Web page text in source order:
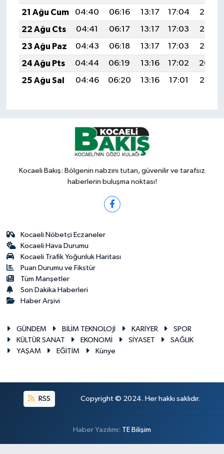
21 Ağu Cum
04:40 06:16 13:17 17:04
20:08
22 Ağu Cts
04:41 06:17 13:17 17:03
20:07
23 Ağu Paz
04:43 06:18 13:17 17:03
20:05
24 Ağu Pts
04:44 06:19 13:16 17:02
20:04
25 Ağu Sal
04:46 06:20 13:16 17:01 20:02
Kocaeli Bakış: Bölgenin nabzını tutan, güvenilir ve tarafsız
haberlerin buluşma noktası!
Kocaeli Nöbetçi Eczaneler
Kocaeli Hava Durumu
Kocaeli Trafik Yoğunluk Haritası
Puan Durumu ve Fikstür
Tüm Manşetler
Son Dakika Haberleri
Haber Arşivi
GÜNDEM BİLİM TEKNOLOJİ KARİYER
SPOR
KÜLTÜR SANAT
EKONOMİ SİYASET
SAĞLIK
YAŞAM
EĞİTİM Künye
RSS Copyright © 2024. Her hakkı saklıdır.
Haber Yazılımı: TE Bilişim